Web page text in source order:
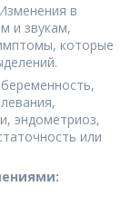
Изменения в
и звукам,
которые
беременность,
эндометриоз,
или